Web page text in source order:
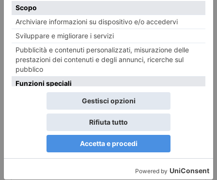
9 AGOSTO 2026
Gallerie d’Italia gratis a Ferragosto
ILTORINESE POST RECENTI